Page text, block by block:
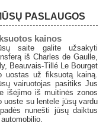
PASLAUGOS
kainos
saite galite užsakyti
iš Charles de Gaulle,
Beauvais-Tillé Le Bourget
uostas už fiksuotą kainą.
vairuotojas pasitiks Jus
išėjimo iš muitinės zonos
uoste su lentele jūsų vardu
nunešti jūsų daiktus